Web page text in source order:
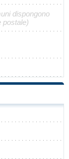
dispongono
postale)